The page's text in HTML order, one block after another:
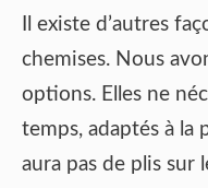
Il existe d’autres
chemises. Nous
options. Elles ne
temps, adaptés à la
aura pas de plis sur